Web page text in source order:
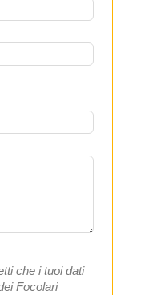
che i tuoi dati
Focolari